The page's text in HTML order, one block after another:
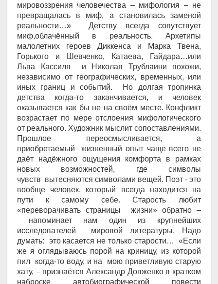
мировоззрения человечества – мифология – не
превращалась в миф, а становилась заменой
реальности…» Детству всегда сопутствует
миф,облачённый в реальность. Архетипы
малолетних героев Диккенса и Марка Твена,
Горького и Шевченко, Катаева, Гайдара…или
Льва Кассиля и Николая Трублаини похожи,
независимо от географических, временных, или
иных границ и событий. Но долгая тропинка
детства когда-то заканчивается, и человек
оказывается как бы не на своём месте. Конфликт
возрастает по мере отслоения мифологического
от реального. Художник мыслит сопоставлениями.
Прошлое переосмысливается, а
приобретаемый жизненный опыт чаще всего не
даёт надёжного ощущения комфорта в рамках
новых возможностей, где символы
чувств вытесняются символами вещей. Поэт - это
вообще человек, который всегда находится на
пути к самому себе. Старость любит
«переворачивать страницы жизни» обратно–
напоминает нам один из крупнейших
исследователей мировой литературы. Надо
думать: это касается не только старости… «Если
же я оглядываюсь порой на криницу, из которой
пил когда-то воду, и на мою приветливую старую
хату, –признаётся Александр Довженко в кратком
наброске автобиографической повести